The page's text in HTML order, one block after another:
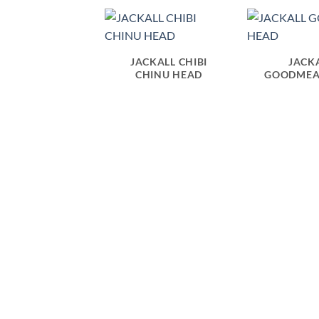
JACKALL CHIBI
CHINU HEAD